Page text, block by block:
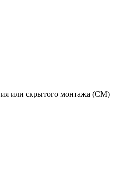
или скрытого монтажа (СМ)